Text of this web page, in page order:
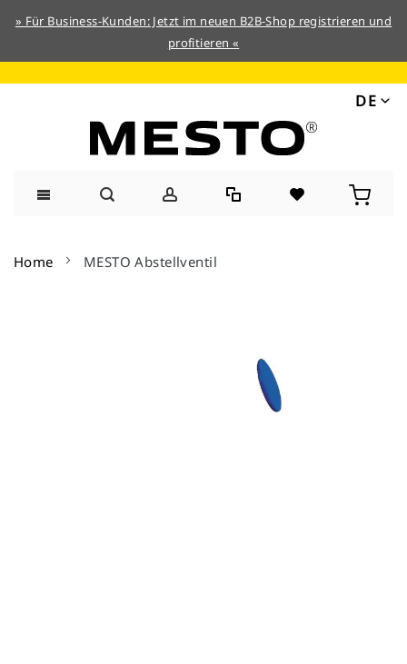
» Für Business-Kunden: Jetzt im neuen B2B-Shop registrieren und
profitieren «
DE
Inhalt
Home MESTO Abstellventil